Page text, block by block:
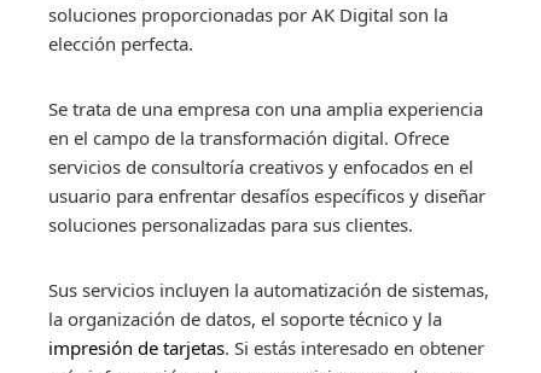
soluciones proporcionadas por AK Digital son la
elección perfecta.
Se trata de una empresa con una amplia experiencia
en el campo de la transformación digital. Ofrece
servicios de consultoría creativos y enfocados en el
usuario para enfrentar desafíos específicos y diseñar
soluciones personalizadas para sus clientes.
Sus servicios incluyen la automatización de sistemas,
la organización de datos, el soporte técnico y la
impresión de tarjetas. Si estás interesado en obtener